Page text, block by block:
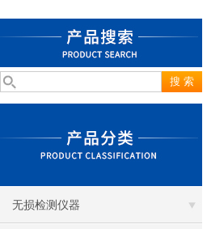
无损检测仪器